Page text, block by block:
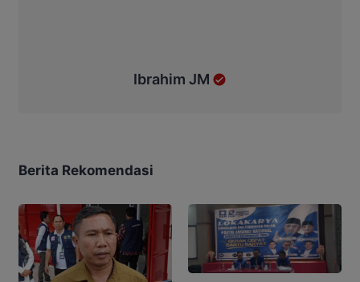
Ibrahim JM
Berita Rekomendasi